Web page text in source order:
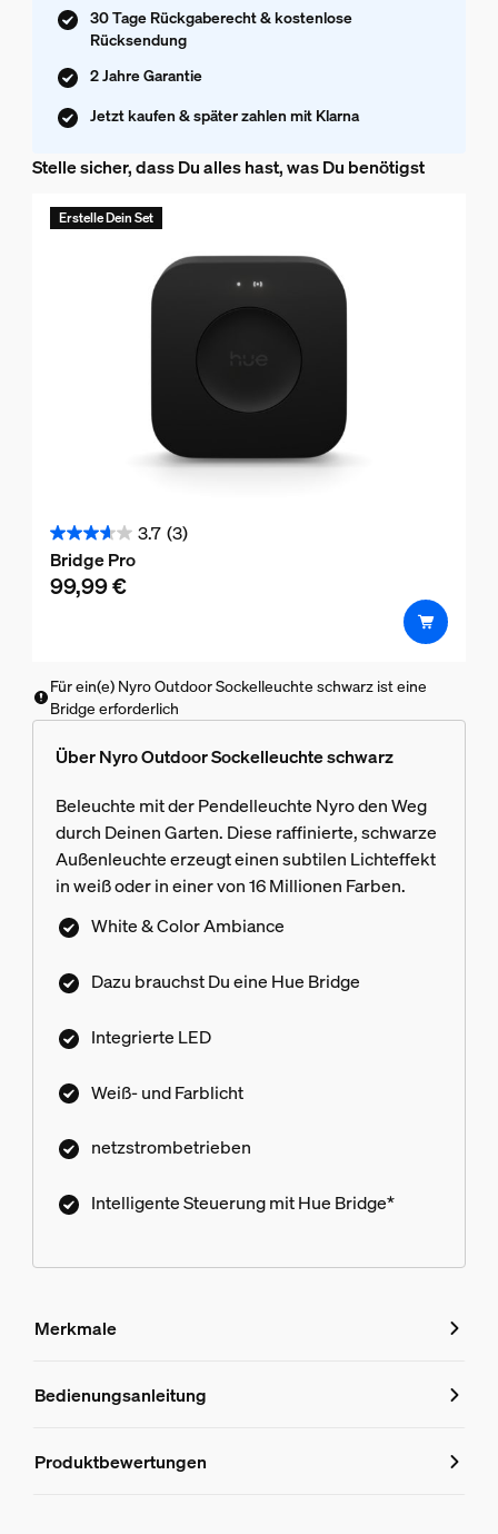
30 Tage Rückgaberecht & kostenlose
Rücksendung
2 Jahre Garantie
Jetzt kaufen & später zahlen mit Klarna
Stelle sicher, dass Du alles hast, was Du benötigst
Erstelle Dein Set
3.7 (3)
3.7
von
5
Bewertungen
Bridge Pro
99,99 €
Für ein(e) Nyro Outdoor Sockelleuchte schwarz ist eine
Bridge erforderlich
Über Nyro Outdoor Sockelleuchte schwarz
Beleuchte mit der Pendelleuchte Nyro den Weg
durch Deinen Garten. Diese raffinierte, schwarze
Außenleuchte erzeugt einen subtilen Lichteffekt
in weiß oder in einer von 16 Millionen Farben.
White & Color Ambiance
Dazu brauchst Du eine Hue Bridge
Integrierte LED
Weiß- und Farblicht
netzstrombetrieben
Intelligente Steuerung mit Hue Bridge*
Merkmale
Merkmale
8718696174296
Bedienungsanleitung
Produktbewertungen